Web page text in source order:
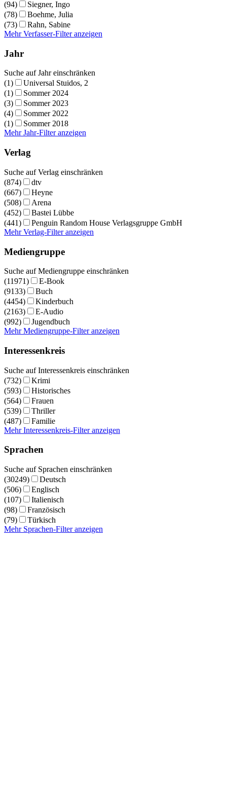
(94)
Siegner, Ingo
(78)
Boehme, Julia
(73)
Rahn, Sabine
Mehr Verfasser-Filter anzeigen
Jahr
Suche auf Jahr einschränken
(1)
Universal Stuidos, 2
(1)
Sommer 2024
(3)
Sommer 2023
(4)
Sommer 2022
(1)
Sommer 2018
Mehr Jahr-Filter anzeigen
Verlag
Suche auf Verlag einschränken
(874)
dtv
(667)
Heyne
(508)
Arena
(452)
Bastei Lübbe
(441)
Penguin Random House Verlagsgruppe GmbH
Mehr Verlag-Filter anzeigen
Mediengruppe
Suche auf Mediengruppe einschränken
(11971)
E-Book
(9133)
Buch
(4454)
Kinderbuch
(2163)
E-Audio
(992)
Jugendbuch
Mehr Mediengruppe-Filter anzeigen
Interessenkreis
Suche auf Interessenkreis einschränken
(732)
Krimi
(593)
Historisches
(564)
Frauen
(539)
Thriller
(487)
Familie
Mehr Interessenkreis-Filter anzeigen
Sprachen
Suche auf Sprachen einschränken
(30249)
Deutsch
(506)
Englisch
(107)
Italienisch
(98)
Französisch
(79)
Türkisch
Mehr Sprachen-Filter anzeigen